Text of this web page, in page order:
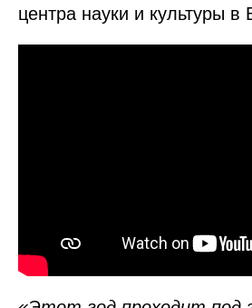
центра науки и культуры в